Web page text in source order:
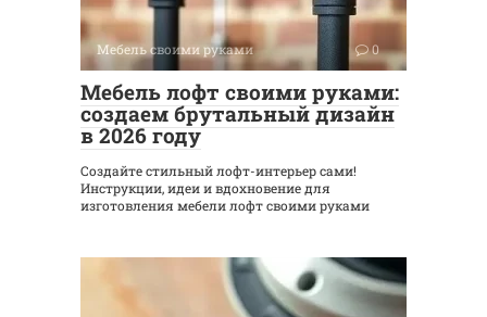
Мебель своими руками 0
Мебель лофт своими руками:
создаем брутальный дизайн
в 2026 году
Создайте стильный лофт-интерьер сами!
Инструкции, идеи и вдохновение для
изготовления мебели лофт своими руками